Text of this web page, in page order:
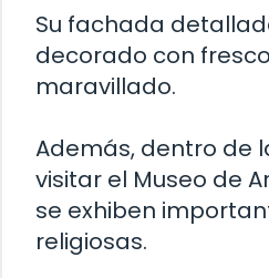
Su fachada
decorado con
maravillado.
Además, dentro de
visitar el Museo de
se exhiben
religiosas.